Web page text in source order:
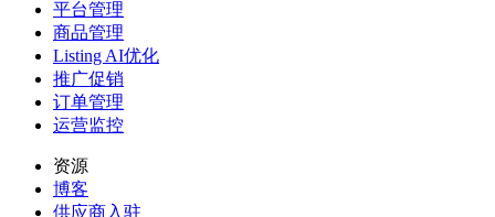
平台管理
商品管理
Listing AI优化
推广促销
订单管理
运营监控
资源
博客
供应商入驻